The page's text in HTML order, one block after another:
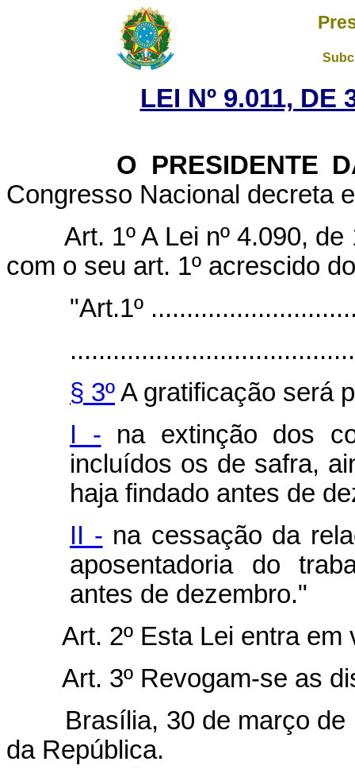
LEI Nº 9.011, DE
O PRESIDENTE DA
Congresso Nacional decreta
Art. 1º A Lei nº 4.090,
com o seu art. 1º acrescido
"Art.1º
§ 3ºA gratificação será
I - na extinção dos
incluídos os de safra,
haja findado antes de
II - na cessação da
aposentadoria do
antes de dezembro."
Art. 2º Esta Lei entra em
Art. 3º Revogam-se as
Brasília, 30 de março de
da República.